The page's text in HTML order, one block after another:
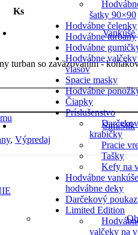
Vankúše
SimiSilk
šatky 90×90
Hodvábne čelenky
Hodvábne turbany
Hodvábne
Hodvábne
vlasov
Spacie masky
Hodvábne
Čiapky
Príslušenstvo
krabičky
Pracie
Tašky
Kefy na
Hodvábne
hodvábne deky
Darčekový poukaz
Limited Edition
valčeky na
Ks
turban so zaväzovaním -
, Výpredaj